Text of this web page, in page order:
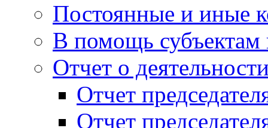
Постоянные и иные
В помощь субъектам
Отчет о
Отчет
Отчет